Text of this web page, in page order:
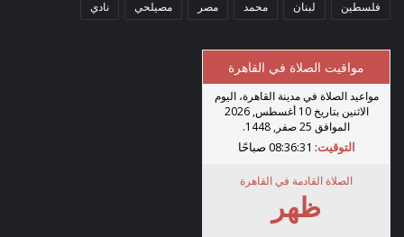
فلسطين لبنان محمد مصر مصيلحي نادي